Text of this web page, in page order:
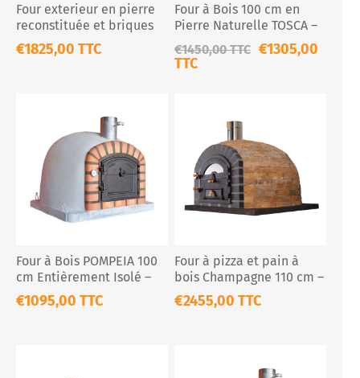
Four exterieur en pierre
reconstituée et briques
€1825,00 TTC
Four à Bois 100 cm en
Pierre Naturelle TOSCA –
Four à Pizza & Pain
Traditionnel
€1450,00 TTC €1305,00
TTC
Four à Bois POMPEIA 100
cm Entièrement Isolé –
Pizza & Pain Extérieur
€1095,00 TTC
Four à pizza et pain à
bois Champagne 110 cm –
Pierre naturelle isolée
€2455,00 TTC